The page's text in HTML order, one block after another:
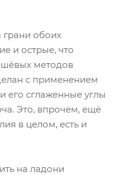
грани обоих
и острые, что
методов
с применением
его сглаженные углы
Это, впрочем, ещё
в целом, есть и
на ладони